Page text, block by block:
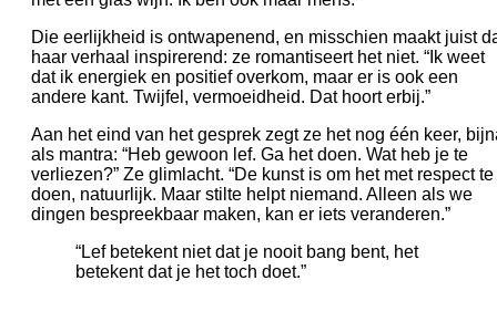
Die eerlijkheid is ontwapenend, en misschien maakt juist
haar verhaal inspirerend: ze romantiseert het niet. “Ik weet
dat ik energiek en positief overkom, maar er is ook een
andere kant. Twijfel, vermoeidheid. Dat hoort erbij.”
Aan het eind van het gesprek zegt ze het nog één keer,
als mantra: “Heb gewoon lef. Ga het doen. Wat heb je te
verliezen?” Ze glimlacht. “De kunst is om het met respect te
doen, natuurlijk. Maar stilte helpt niemand. Alleen als we
dingen bespreekbaar maken, kan er iets veranderen.”
“Lef betekent niet dat je nooit bang bent, het
betekent dat je het toch doet.”